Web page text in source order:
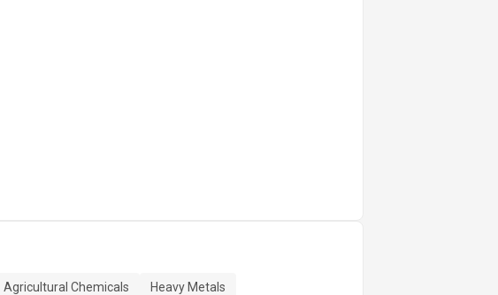
Agricultural Chemicals
Heavy Metals